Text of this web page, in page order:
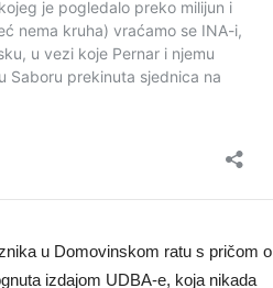
u Domovinskom ratu s pričom o
izdajom UDBA-e, koja nikada